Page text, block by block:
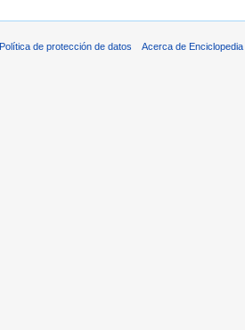
Política de protección de datos Acerca de